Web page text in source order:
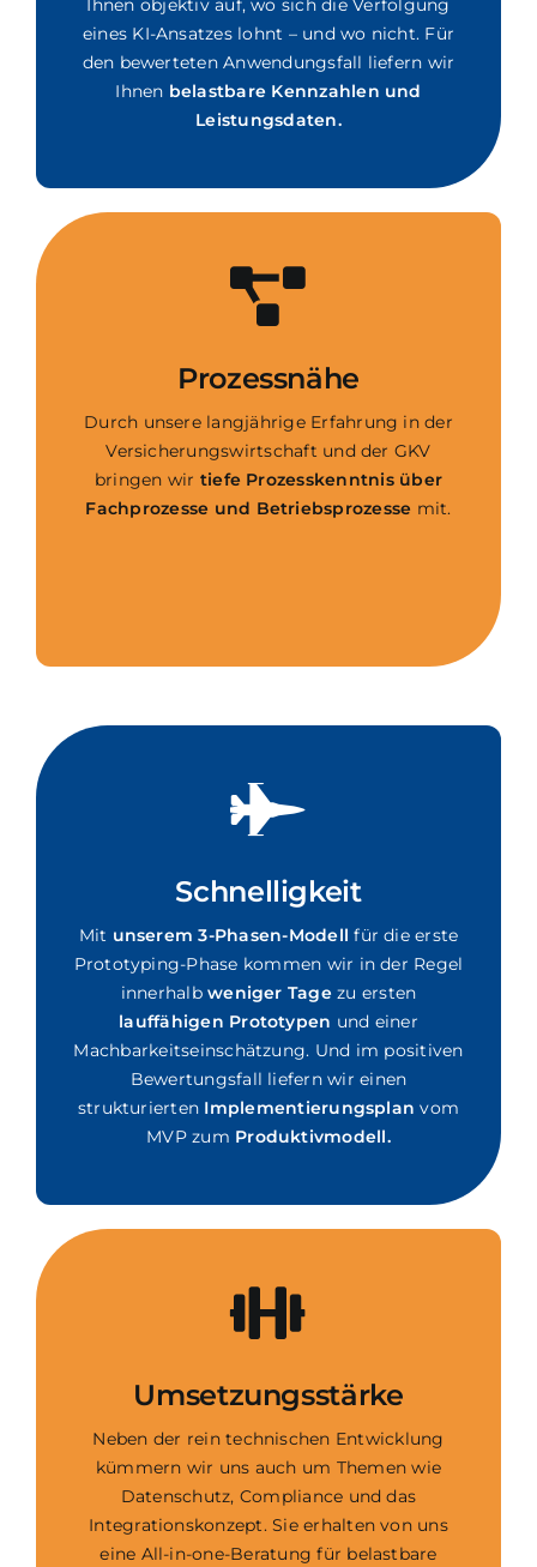
Ihnen objektiv auf, wo sich die Verfolgung
eines KI-Ansatzes lohnt – und wo nicht. Für
den bewerteten Anwendungsfall liefern wir
Ihnen belastbare Kennzahlen und
Leistungsdaten.
Prozessnähe
Durch unsere langjährige Erfahrung in der
Versicherungswirtschaft und der GKV
bringen wir tiefe Prozesskenntnis über
Fachprozesse und Betriebsprozesse mit.
Schnelligkeit
Mit unserem 3-Phasen-Modellfür die erste
Prototyping-Phase kommen wir in der Regel
innerhalbweniger Tagezu ersten
lauffähigen Prototypen und einer
Machbarkeitseinschätzung. Und im positiven
Bewertungsfall liefern wir einen
strukturierten Implementierungsplan vom
MVP zum Produktivmodell.
Umsetzungsstärke
Neben der rein technischen Entwicklung
kümmern wir uns auch um Themen wie
Datenschutz, Compliance und das
Integrationskonzept. Sie erhalten von uns
eine All-in-one-Beratung für belastbare